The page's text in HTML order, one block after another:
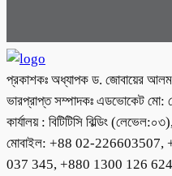
প্রকাশকঃ অধ্যাপক ড. জোবায়ের আলম
ভারপ্রাপ্ত সম্পাদকঃ এডভোকেট মো:
কার্যালয় : বিটিটিসি বিল্ডিং
মোবাইল: +88 02-
037 345, +880 1300 126 624